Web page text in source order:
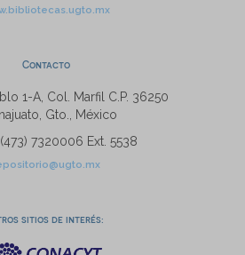
Contacto
1-A, Col. Marfil C.P. 36250
Gto., México
(473) 7320006 Ext. 5538
sitios de interés: